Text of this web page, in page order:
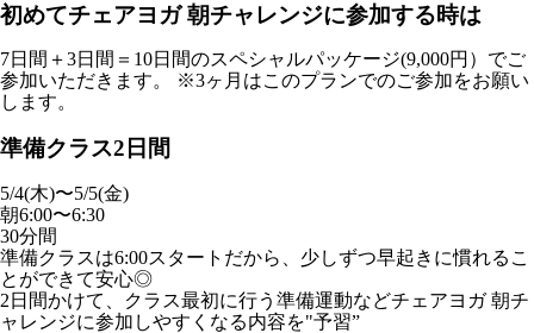
初めてチェアヨガ 朝チャレンジに参加する時は
7日間＋3日間＝10日間のスペシャルパッケージ(9,000円）でご
参加いただきます。 ※3ヶ月はこのプランでのご参加をお願い
します。
準備クラス2日間
5/4(木)〜5/5(金)
朝6:00〜6:30
30分間
準備クラスは6:00スタートだから、少しずつ早起きに慣れるこ
とができて安心◎
2日間かけて、クラス最初に行う準備運動などチェアヨガ 朝チ
ャレンジに参加しやすくなる内容を"予習”